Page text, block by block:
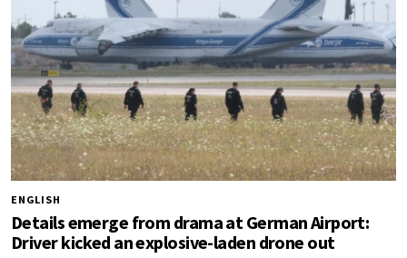
ENGLISH
Details emerge from drama at German Airport:
Driver kicked an explosive-laden drone out